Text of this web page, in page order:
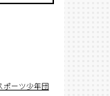
ポーツ少年団